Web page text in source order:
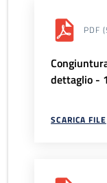
PDF
dettaglio -
SCARICA FILE